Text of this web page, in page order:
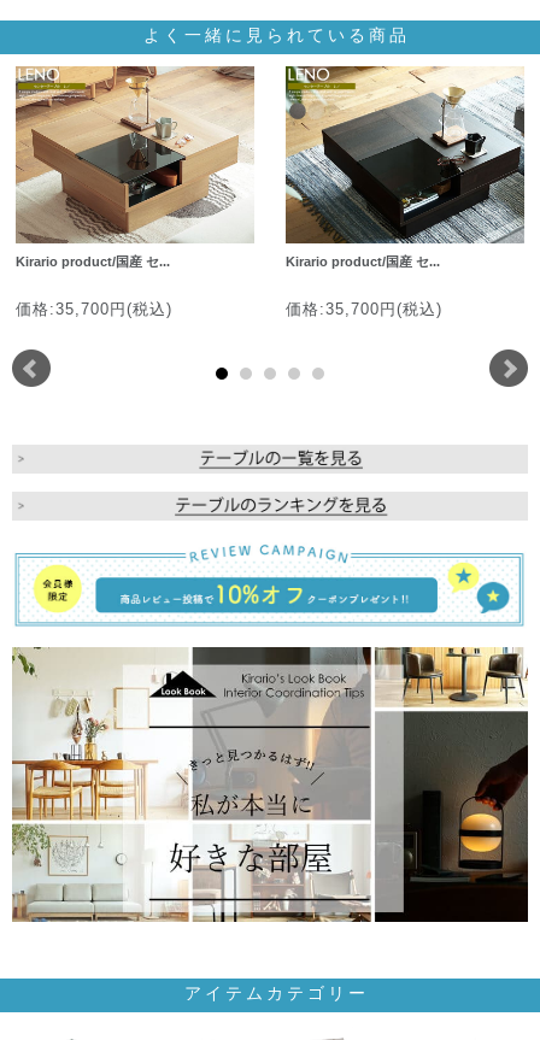
よく一緒に見られている商品
Kirario product/国産 セ...
価格:35,700円(税込)
Kirario product/国産 セ...
価格:35,700円(税込)
アイテムカテゴリー